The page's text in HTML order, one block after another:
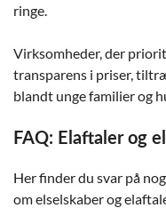
ringe.
Virksomheder, der
transparens i priser,
blandt unge familier og
FAQ: Elaftaler og
Her finder du svar på
om elselskaber og